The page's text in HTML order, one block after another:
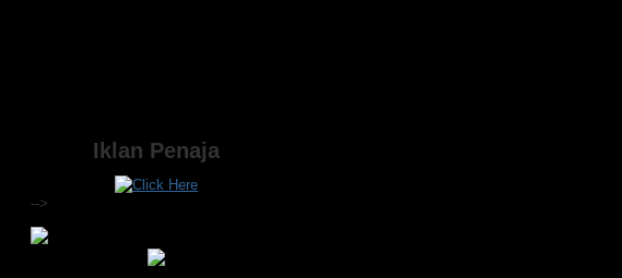
Iklan Penaja
-->